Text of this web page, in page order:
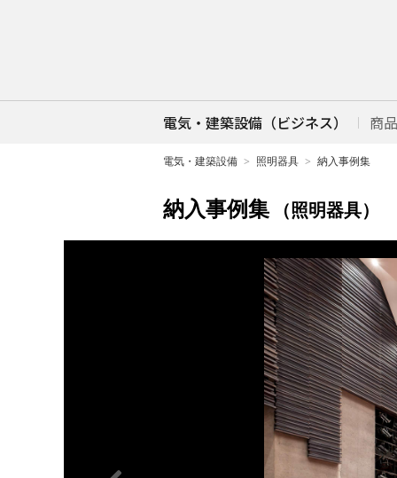
電気・建築設備（ビジネス） 商
電気・建築設備 照明器具 納入事例集
納入事例集 （照明器具）